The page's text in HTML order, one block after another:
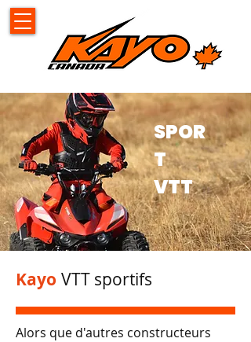
SPOR
T
VTT
Kayo VTT sportifs
Alors que d'autres constructeurs